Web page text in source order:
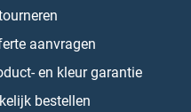
aanvragen
en kleur garantie
bestellen